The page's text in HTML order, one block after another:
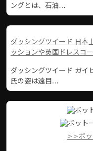
ングとは、石油…
ダッシングツイード 日
ッションや英国ドレスコ
ダッシングツイード ガイ
氏の姿は遠目…
>>ボッ